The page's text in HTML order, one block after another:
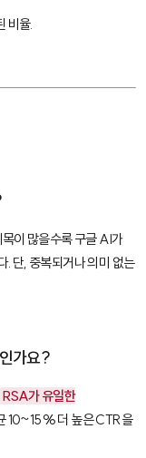
비율.
이 많을수록 구글 AI가
. 단, 중복되거나 의미 없는
가요?
RSA가 유일한
10~15% 더 높은 CTR을